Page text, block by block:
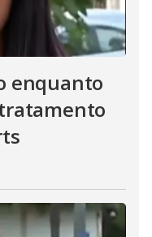
enquanto